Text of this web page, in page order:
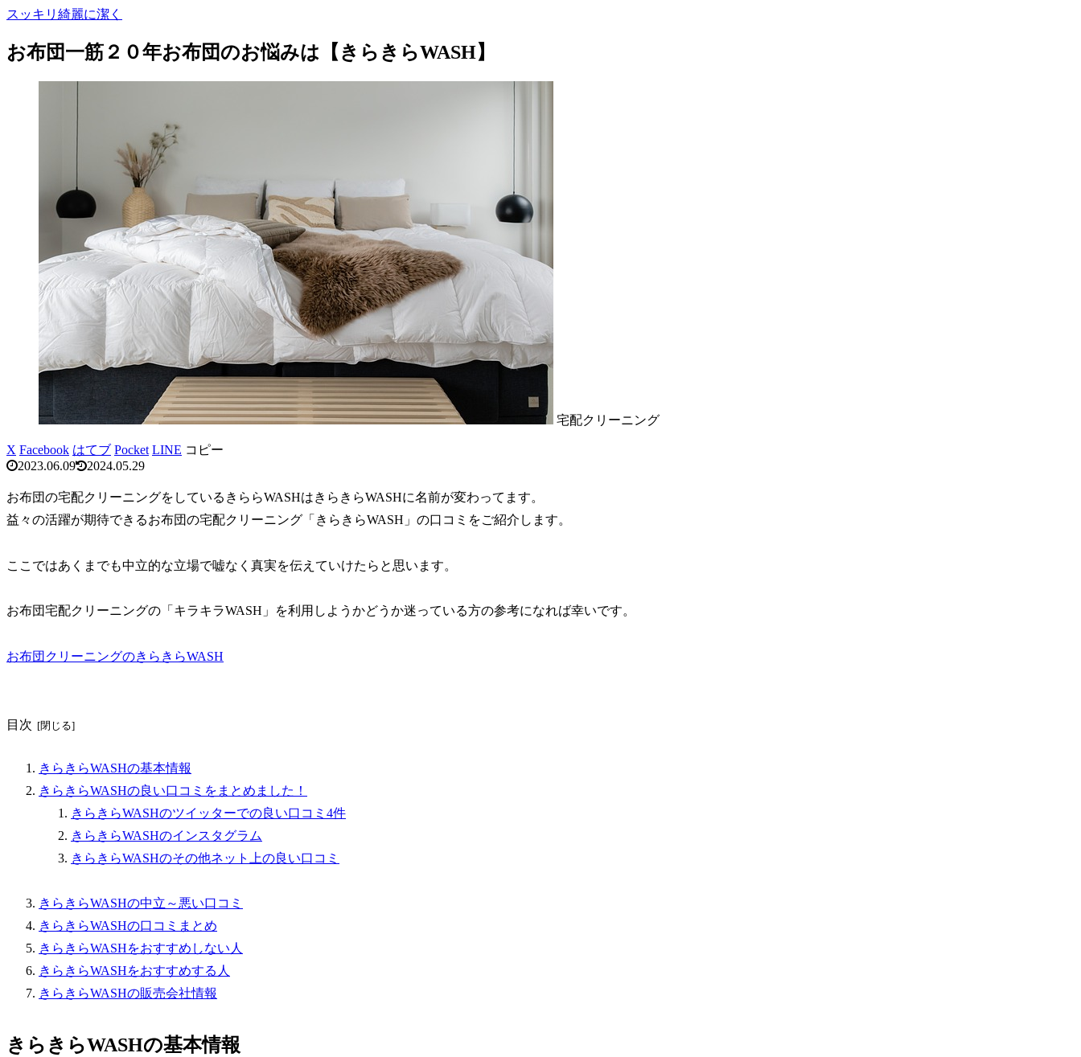
スッキリ綺麗に潔く
お布団一筋２０年お布団のお悩みは【きらきらWASH】
宅配クリーニング
X Facebook はてブ Pocket LINE コピー
2023.06.09
2024.05.29
お布団の宅配クリーニングをしているきららWASHはきらきらWASHに名前が変わってます。
益々の活躍が期待できるお布団の宅配クリーニング「きらきらWASH」の口コミをご紹介します。
ここではあくまでも中立的な立場で嘘なく真実を伝えていけたらと思います。
お布団宅配クリーニングの「キラキラWASH」を利用しようかどうか迷っている方の参考になれば幸いです。
お布団クリーニングのきらきらWASH
目次
きらきらWASHの基本情報
きらきらWASHの良い口コミをまとめました！
きらきらWASHのツイッターでの良い口コミ4件
きらきらWASHのインスタグラム
きらきらWASHのその他ネット上の良い口コミ
きらきらWASHの中立～悪い口コミ
きらきらWASHの口コミまとめ
きらきらWASHをおすすめしない人
きらきらWASHをおすすめする人
きらきらWASHの販売会社情報
きらきらWASHの基本情報